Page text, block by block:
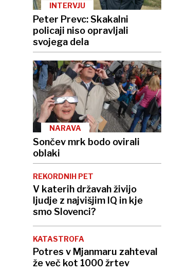
INTERVJU
Peter Prevc: Skakalni
policaji niso opravljali
svojega dela
NARAVA
Sončev mrk bodo ovirali
oblaki
REKORDNIH PET
V katerih državah živijo
ljudje z najvišjim IQ in kje
smo Slovenci?
KATASTROFA
Potres v Mjanmaru zahteval
že več kot 1000 žrtev